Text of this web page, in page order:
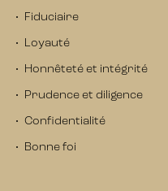
Fiduciaire
Loyauté
Honnêteté et intégrité
Prudence et diligence
Confidentialité
Bonne foi